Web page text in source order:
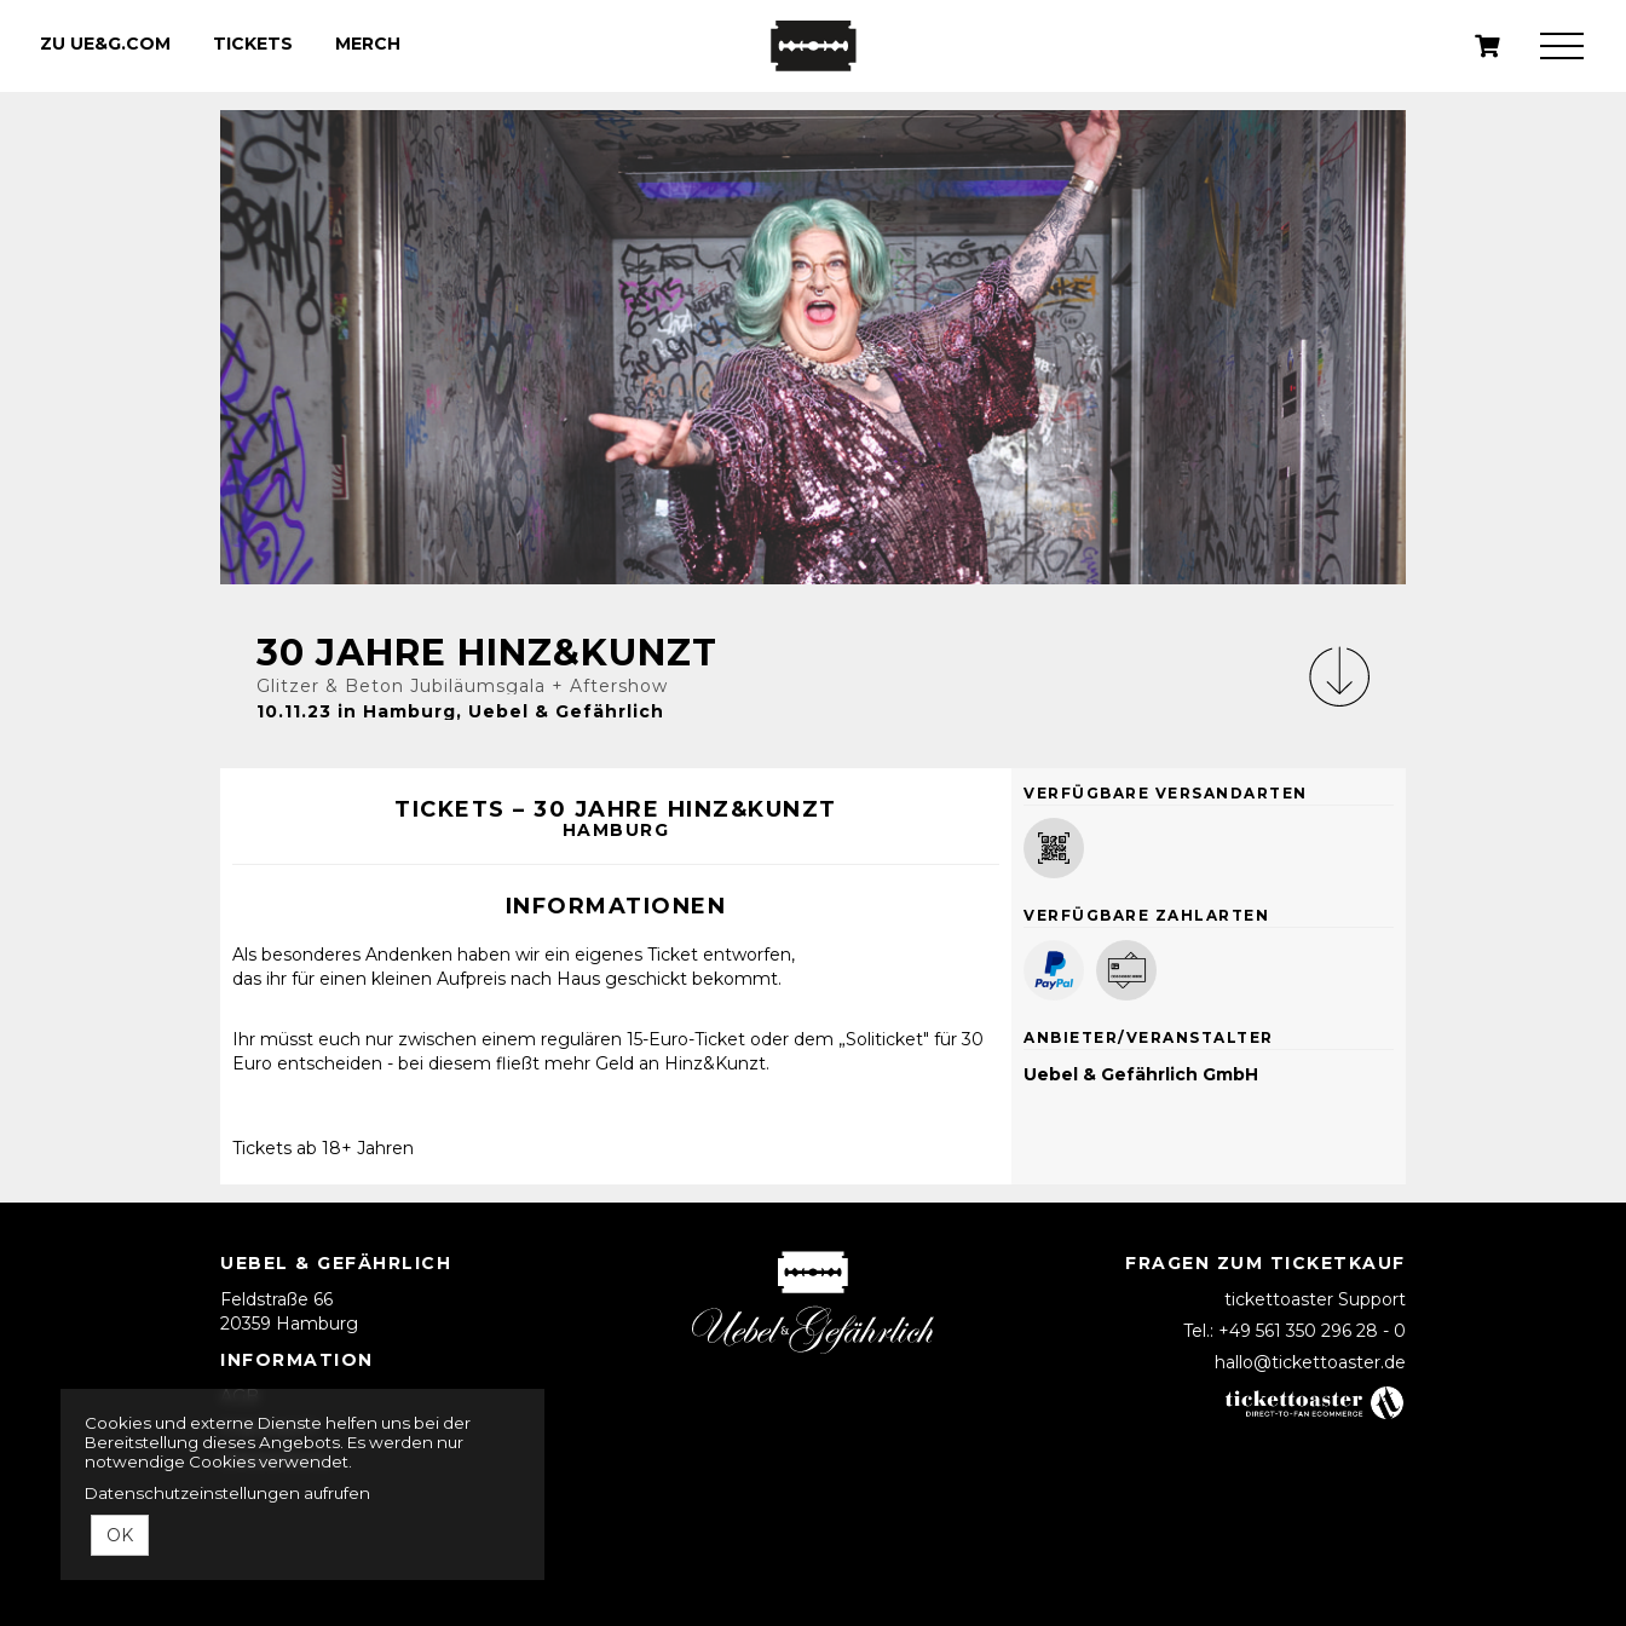
ZU UE&G.COM TICKETS MERCH
30 JAHRE HINZ&KUNZT
Glitzer & Beton Jubiläumsgala + Aftershow
10.11.23 in Hamburg, Uebel & Gefährlich
TICKETS – 30 JAHRE HINZ&KUNZT
HAMBURG
INFORMATIONEN
Als besonderes Andenken haben wir ein eigenes Ticket entworfen,
das ihr für einen kleinen Aufpreis nach Haus geschickt bekommt.
Ihr müsst euch nur zwischen einem regulären 15-Euro-Ticket oder dem „Soliticket" für 30
Euro entscheiden - bei diesem fließt mehr Geld an Hinz&Kunzt.
Tickets ab 18+ Jahren
VERFÜGBARE VERSANDARTEN
VERFÜGBARE ZAHLARTEN
ANBIETER/VERANSTALTER
Uebel & Gefährlich GmbH
UEBEL & GEFÄHRLICH
Feldstraße 66
20359 Hamburg
INFORMATION
AGB
Impressum
Datenschutz
FRAGEN ZUM TICKETKAUF
tickettoaster Support
Tel.: +49 561 350 296 28 - 0
hallo@tickettoaster.de
Cookies und externe Dienste helfen uns bei der
Bereitstellung dieses Angebots. Es werden nur
notwendige Cookies verwendet.
Datenschutzeinstellungen aufrufen
OK